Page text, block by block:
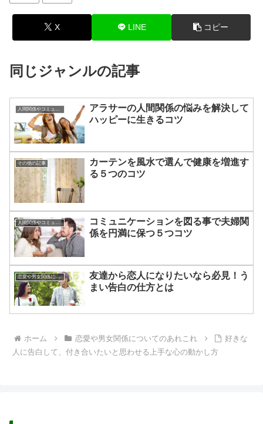
X LINE コピー
同じジャンルの記事
人間関係やコミュニケーションの術
アラサーの人間関係の悩みを解決して
ハッピーに生きるコツ
その他の記事
カーテンを風水で選んで健康を増進す
る５つのコツ
人間関係やコミュニケーションの術
コミュニケーションを図る事で夫婦関
係を円満に保つ５つコツ
恋愛や男女関係についてのあれこれ
友達から恋人になりたいなら必見！う
まい告白の仕方とは
ホーム 恋愛や男女関係についてのあれこれ
好きな
人に告白して、付き合いたいと思わせる上手な心の動かし方